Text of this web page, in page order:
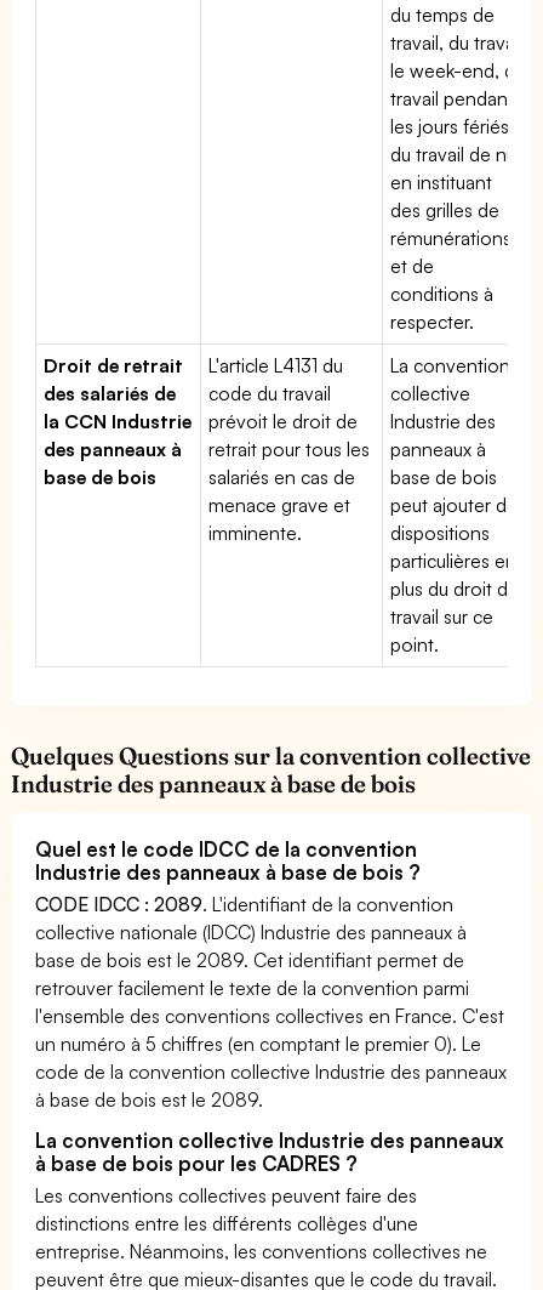
du temps de
travail, du travail
le week-end, du
travail pendant
les jours fériés,
du travail de nuit
en instituant
des grilles de
rémunérations
et de
conditions à
respecter.
Droit de retrait
des salariés de
la CCN Industrie
des panneaux à
base de bois
L'article L4131 du
code du travail
prévoit le droit de
retrait pour tous les
salariés en cas de
menace grave et
imminente.
La convention
collective
Industrie des
panneaux à
base de bois
peut ajouter des
dispositions
particulières en
plus du droit du
travail sur ce
point.
Quelques Questions sur la convention collective
Industrie des panneaux à base de bois
Quel est le code IDCC de la convention
Industrie des panneaux à base de bois ?
CODE IDCC : 2089. L'identifiant de la convention
collective nationale (IDCC) Industrie des panneaux à
base de bois est le 2089. Cet identifiant permet de
retrouver facilement le texte de la convention parmi
l'ensemble des conventions collectives en France. C'est
un numéro à 5 chiffres (en comptant le premier 0). Le
code de la convention collective Industrie des panneaux
à base de bois est le 2089.
La convention collective Industrie des panneaux
à base de bois pour les CADRES ?
Les conventions collectives peuvent faire des
distinctions entre les différents collèges d'une
entreprise. Néanmoins, les conventions collectives ne
peuvent être que mieux-disantes que le code du travail.